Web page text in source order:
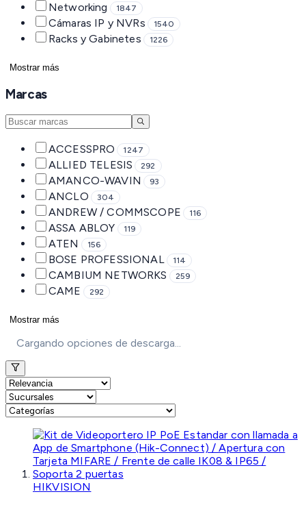
Networking 1847
Cámaras IP y NVRs 1540
Racks y Gabinetes 1226
Mostrar más
Marcas
ACCESSPRO 1247
ALLIED TELESIS 292
AMANCO-WAVIN 93
ANCLO 304
ANDREW / COMMSCOPE 116
ASSA ABLOY 119
ATEN 156
BOSE PROFESSIONAL 114
CAMBIUM NETWORKS 259
CAME 292
Mostrar más
Cargando opciones de descarga...
HIKVISION